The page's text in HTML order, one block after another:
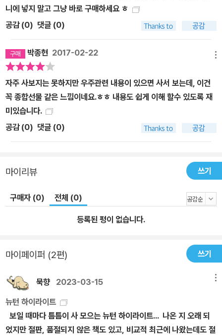
주에 시작이 있다면 그 전에는 과연 무엇이 있었으며 끝은 어떻게 되
는가, 우주는 우리가 알고 있는 이 우주 단 하나뿐인가, 시공(시간과
명한다. 아울러 그 정체를 알 수 없는 암흑 물질과 암흑 에너지의 핵심
에 대해서도 알아본다. ● 새로운 형식의 과학 단행본 ‘뉴턴 하이라이
해설과, 정밀한 고급 그래픽으로 전달하는 월간 잡지이다. 그러한 <N
ewton>의 기사 중에서도 독자로부터 큰 호평을 받았던 내용만을 골
라서 주제별로 재구성한 단행본이 ‘뉴턴 하이라이트 시리즈’이다. 물
리학, 화학, 생명과학, 지구과학, 우주과학, 과학기술, 수학 등 다양한
주제의 자매편들이 절찬리에 판매되고 있다. 감수·협력 와타나베 준
사 무라야마 히토시 村山 齊 / 일본 도쿄 대학 국제고등연구소 카블
사 혼마 마레키 本間希樹 / 일본 국립천문대 미즈사와(水澤) VLBI
관측소 부교수, 이학 박사 다케우치 쓰토무 竹內 努 / 일본 나고야
니에 넣지 말고 그냥 바로 구매하세요 ㅎ
공감 (0) 댓글 (0)
박종현 2017-02-22
자주 사보지는 못하지만 우주관련 내용이 있으면 사서 보는데, 이건
꼭 종합선물 같은 느낌이네요.ㅎㅎ 내용도 쉽게 이해 할수 있도록 재
미있습니다.
공감 (0) 댓글 (0)
마이리뷰 쓰기
구매자 (0) 전체 (0)
등록된 평이 없습니다.
마이페이퍼 (2편) 쓰기
묵향 2023-03-15
뉴턴 하이라이트
보일 때마다 틈틈이 사 모으는 뉴턴 하이라이트... 나온 지 오래 되
었지만 절판, 품절되지 않은 책도 있고, 비교적 최근에 나왔는데도 절